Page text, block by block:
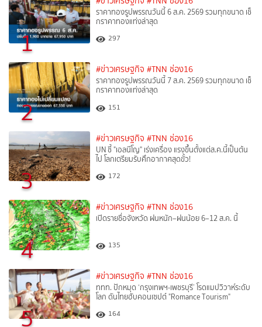
1
ราคาทองรูปพรรณวันนี้ 6 ส.ค. 2569 รวมทุกขนาด เช็
กราคาทองแท่งล่าสุด
297
2
#ข่าวเศรษฐกิจ #TNN ช่อง16
ราคาทองรูปพรรณวันนี้ 7 ส.ค. 2569 รวมทุกขนาด เช็
กราคาทองแท่งล่าสุด
151
3
#ข่าวเศรษฐกิจ #TNN ช่อง16
UN ชี้ "เอลนีโญ" เร่งเครื่อง แรงขึ้นตั้งแต่ส.ค.นี้เป็นต้น
ไป โลกเตรียมรับศึกอากาศสุดขั้ว!
172
4
#ข่าวเศรษฐกิจ #TNN ช่อง16
เปิดรายชื่อจังหวัด ฝนหนัก–ฝนน้อย 6–12 ส.ค. นี้
135
5
#ข่าวเศรษฐกิจ #TNN ช่อง16
ททท. ปักหมุด ‘กรุงเทพฯ-เพชรบุรี’ โรดแมปวิวาห์ระดับ
โลก ดันไทยฮับคอนเซปต์ "Romance Tourism"
164